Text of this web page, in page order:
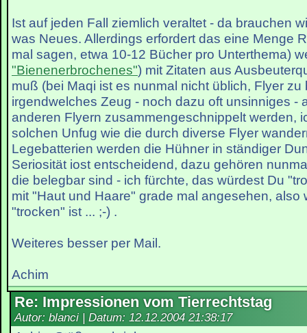
Ist auf jeden Fall ziemlich veraltet - da brauchen
was Neues. Allerdings erfordert das eine Menge
mal sagen, etwa 10-12 Bücher pro Unterthema)
"Bienenerbrochenes") mit Zitaten aus
muß (bei Maqi ist es nunmal nicht üblich, Flyer zu
irgendwelches Zeug - noch dazu oft unsinniges -
anderen Flyern zusammengeschnippelt werden,
solchen Unfug wie die durch diverse Flyer
Legebatterien werden die Hühner in ständiger
Seriosität iost entscheidend, dazu gehören
die belegbar sind - ich fürchte, das würdest Du
mit "Haut und Haare" grade mal angesehen, also
"trocken" ist ... ;-) .
Weiteres besser per Mail.
Achim
Re: Impressionen vom Tierrechtstag
Autor: blanci | Datum: 12.12.2004 21:38:17